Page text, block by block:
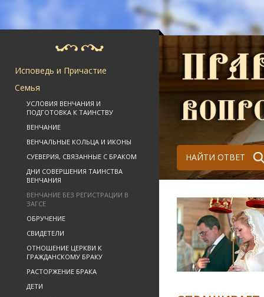
Исповедь и Причастие
Семья
УСЛОВИЯ ВЕНЧАНИЯ И
ПОДГОТОВКА К ТАИНСТВУ
ВЕНЧАНИЕ
ВЕНЧАЛЬНЫЕ КОЛЬЦА И ИКОНЫ
СУЕВЕРИЯ, СВЯЗАННЫЕ С БРАКОМ
ДНИ СОВЕРШЕНИЯ ТАИНСТВА
ВЕНЧАНИЯ
ВЕНЧАНИЕ БЕЗ РЕГИСТРАЦИИ В
ЗАГСЕ
ОБРУЧЕНИЕ
СВИДЕТЕЛИ
ОТНОШЕНИЕ ЦЕРКВИ К
ГРАЖДАНСКОМУ БРАКУ
РАСТОРЖЕНИЕ БРАКА
ДЕТИ
НАЙТИ ОТВЕТ